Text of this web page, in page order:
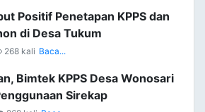
Positif Penetapan KPPS dan
di Desa Tukum
268 kali Baca...
Bimtek KPPS Desa Wonosari
Sirekap